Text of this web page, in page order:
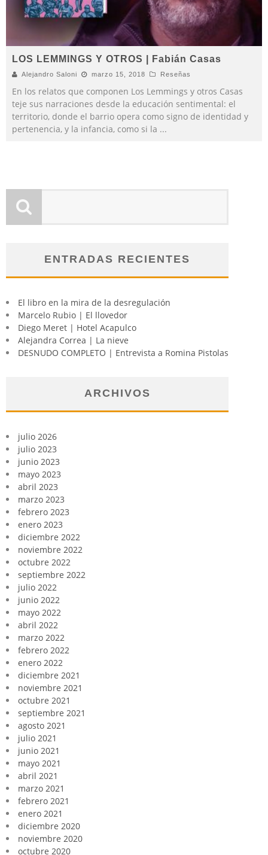
LOS LEMMINGS Y OTROS | Fabián Casas
Alejandro Saloni marzo 15, 2018 Reseñas
En los relatos que componen Los Lemmings y otros Casas
teje sus narraciones desde la educación sentimental: el
territorio, donde el barrio opera como signo de identidad y
pertenencia, y la infancia, como si la ...
ENTRADAS RECIENTES
El libro en la mira de la desregulación
Marcelo Rubio | El llovedor
Diego Meret | Hotel Acapulco
Alejandra Correa | La nieve
DESNUDO COMPLETO | Entrevista a Romina Pistolas
ARCHIVOS
julio 2026
julio 2023
junio 2023
mayo 2023
abril 2023
marzo 2023
febrero 2023
enero 2023
diciembre 2022
noviembre 2022
octubre 2022
septiembre 2022
julio 2022
junio 2022
mayo 2022
abril 2022
marzo 2022
febrero 2022
enero 2022
diciembre 2021
noviembre 2021
octubre 2021
septiembre 2021
agosto 2021
julio 2021
junio 2021
mayo 2021
abril 2021
marzo 2021
febrero 2021
enero 2021
diciembre 2020
noviembre 2020
octubre 2020